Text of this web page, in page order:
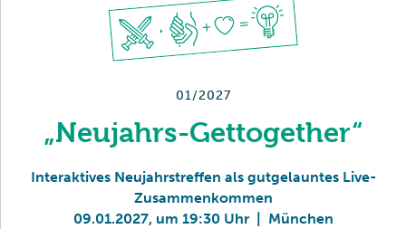
01/2027
„Neujahrs-Gettogether“
Interaktives Neujahrstreffen als gutgelauntes Live-
Zusammenkommen
09.01.2027, um 19:30 Uhr
München